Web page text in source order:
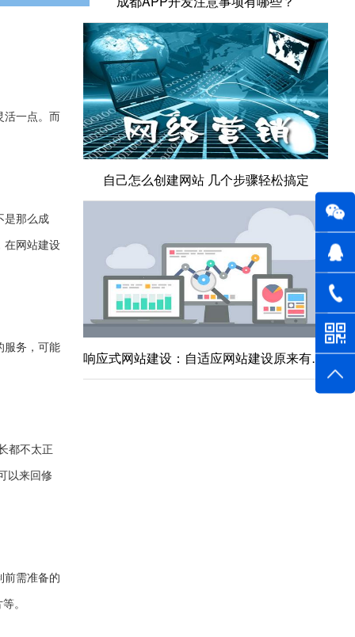
活一点。而
是那么成
在网站建设
服务，可能
都不太正
以来回修
前需准备的
。
自己怎么创建网站 几个步骤轻松搞定
响应式网站建设：自适应网站建设原来有这么多的好处